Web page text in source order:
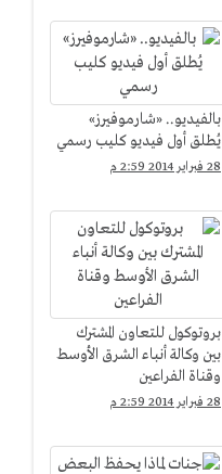
بالفيديو.. «شارموفيرز»
يُطلق أول فيديو كليب رسمي
28 فبراير 2014 2:59 م
بروتوكول للتعاون المشترك
بين وكالة أنباء الشرق الأوسط
وقناة الفراعين
28 فبراير 2014 2:59 م